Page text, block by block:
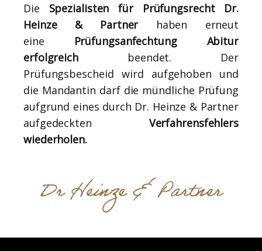
Die Spezialisten für Prüfungsrecht Dr.
Heinze & Partnerhaben erneut
eine
Prüfungsanfechtung Abitur
erfolgreichbeendet. Der
Prüfungsbescheid wird aufgehoben und
die Mandantin darf die mündliche Prüfung
aufgrund eines durch Dr. Heinze & Partner
aufgedeckten Verfahrensfehlers
wiederholen.